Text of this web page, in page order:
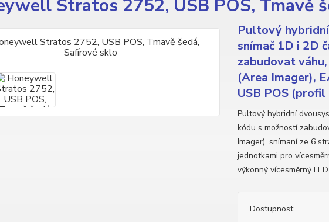
Stratos 2752, USB POS, Tmavě
Pultový
snímač 1D i 2D
zabudovat
(Area Imager),
USB POS
Pultový hybridní
kódu s možností
Imager), snímaní ze 6
jednotkami pro
výkonný vícesměrný
Dostupnost